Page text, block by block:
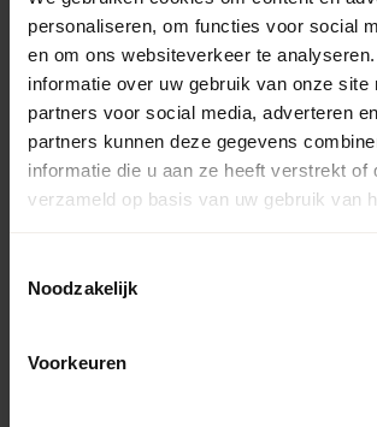
personaliseren, om functies voor social
en om ons websiteverkeer te
informatie over uw gebruik van onze site
partners voor social media, adverteren
partners kunnen deze gegevens
informatie die u aan ze heeft verstrekt of
verzameld op basis van uw gebruik van
Noodzakelijk
Voorkeuren
elke tuin passen.
Houten regentonnen
De houten regentonnen van Barrel Atelier
uit gerecyclede wijn-, whisky- of
combineren duurzaamheid met een
en voegen een uniek element toe aan je
gebruik van hoogwaardige materialen
regentonnen jarenlang mee.
Barrel Atelier biedt ook zinken
Ze hebben een tijdloos design dat zowel
moderne tuinen past. Bovendien zijn ze